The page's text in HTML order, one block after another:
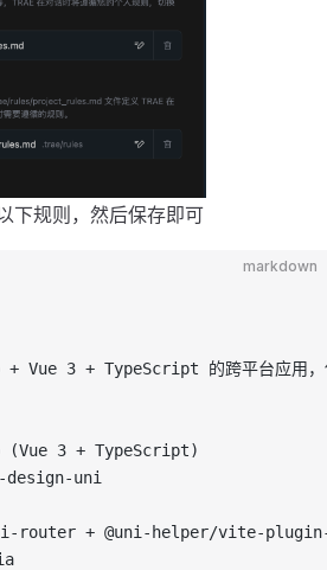
下规则，然后保存即可
markdown
+ Vue 3 + TypeScript 的跨平台应用
(Vue 3 + TypeScript)
design-uni
router + @uni-helper/vite-plugin-